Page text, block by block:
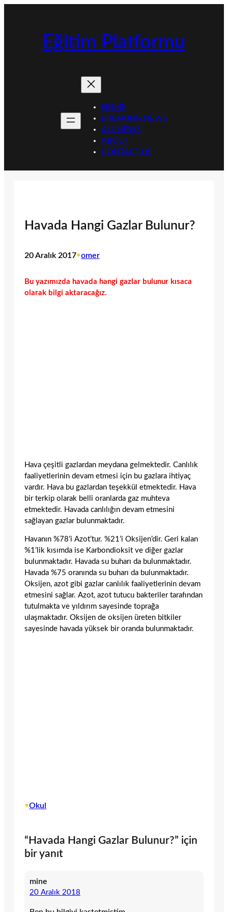
Eğitim Platformu
HOME
BREAKING NEWS
ALL NEWS
ABOUT
CONTACT US
Havada Hangi Gazlar Bulunur?
20 Aralık 2017•omer
Bu yazımızda havada hangi gazlar bulunur kısaca
olarak bilgi aktaracağız.
Hava çeşitli gazlardan meydana gelmektedir. Canlılık
faaliyetlerinin devam etmesi için bu gazlara ihtiyaç
vardır. Hava bu gazlardan teşekkül etmektedir. Hava
bir terkip olarak belli oranlarda gaz muhteva
etmektedir. Havada canlılığın devam etmesini
sağlayan gazlar bulunmaktadır.
Havanın %78’i Azot’tur. %21’i Oksijen’dir. Geri kalan
%1’lik kısımda ise Karbondioksit ve diğer gazlar
bulunmaktadır. Havada su buharı da bulunmaktadır.
Havada %75 oranında su buharı da bulunmaktadır.
Oksijen, azot gibi gazlar canlılık faaliyetlerinin devam
etmesini sağlar. Azot, azot tutucu bakteriler tarafından
tutulmakta ve yıldırım sayesinde toprağa
ulaşmaktadır. Oksijen de oksijen üreten bitkiler
sayesinde havada yüksek bir oranda bulunmaktadır.
•Okul
“Havada Hangi Gazlar Bulunur?” için
bir yanıt
mine
20 Aralık 2018